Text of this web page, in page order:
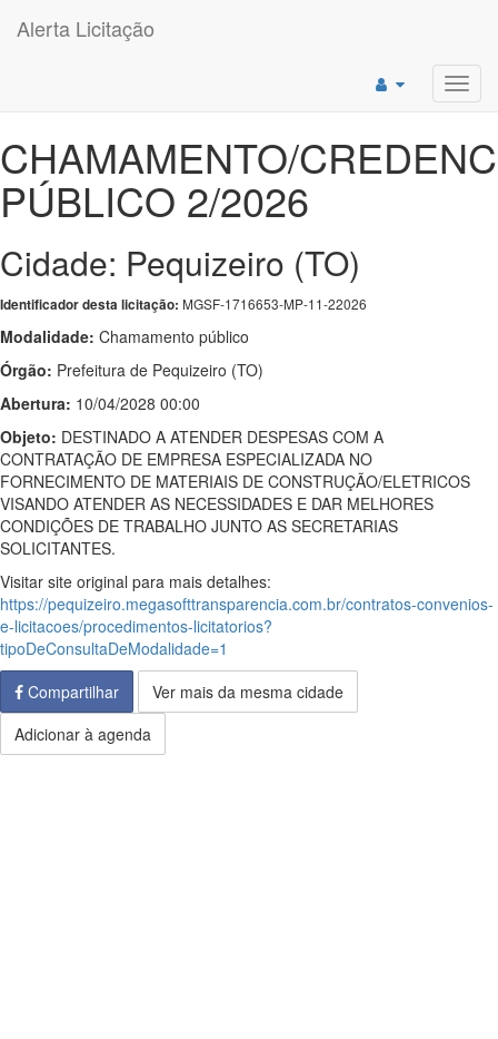
Alerta Licitação
CHAMAMENTO/
PÚBLICO 2/2026
Cidade: Pequizeiro (TO)
Identificador desta licitação: MGSF-1716653-MP-11-22026
Modalidade: Chamamento público
Órgão: Prefeitura de Pequizeiro (TO)
Abertura: 10/04/2028 00:00
Objeto: DESTINADO A ATENDER DESPESAS COM A
CONTRATAÇÃO DE EMPRESA ESPECIALIZADA NO
FORNECIMENTO DE MATERIAIS DE CONSTRUÇÃO/ELETRICOS
VISANDO ATENDER AS NECESSIDADES E DAR MELHORES
CONDIÇÕES DE TRABALHO JUNTO AS SECRETARIAS
SOLICITANTES.
Visitar site original para mais detalhes:
https://pequizeiro.megasofttransparencia.com.br/contratos-convenios-
e-licitacoes/procedimentos-licitatorios?
tipoDeConsultaDeModalidade=1
Compartilhar
Ver mais da mesma cidade
Adicionar à agenda